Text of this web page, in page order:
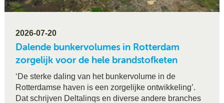
2026-07-20
Dalende bunkervolumes in Rotterdam
zorgelijk voor de hele brandstofketen
‘De sterke daling van het bunkervolume in de
Rotterdamse haven is een zorgelijke ontwikkeling’.
Dat schrijven Deltalinqs en diverse andere branches